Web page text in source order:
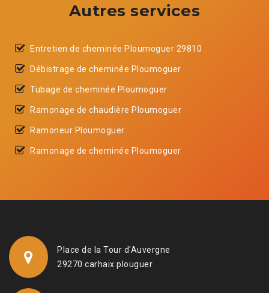
Autres services
Entretien de cheminée Ploumoguer 29810
Débistrage de cheminée Ploumoguer
Tubage de cheminée Ploumoguer
Ramonage de chaudière Ploumoguer
Ramoneur Ploumoguer
Ramonage de cheminée Ploumoguer
Place de la Tour d'Auvergne
29270 carhaix plouguer